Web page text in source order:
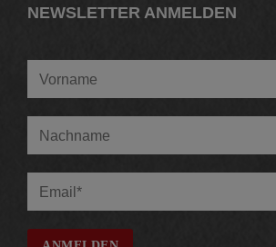
NEWSLETTER ANMELDEN